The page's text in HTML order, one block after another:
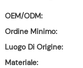
OEM/ODM:
Ordine Minimo:
Luogo Di Origine:
Materiale: